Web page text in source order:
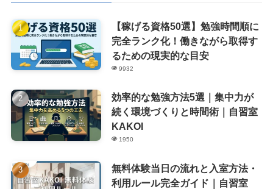
【稼げる資格50選】勉強時間順に
完全ランク化！働きながら取得す
るための現実的な目安
9932
効率的な勉強方法5選｜集中力が
続く環境づくりと時間術｜自習室
KAKOI
1950
無料体験当日の流れと入室方法・
利用ルール完全ガイド｜自習室